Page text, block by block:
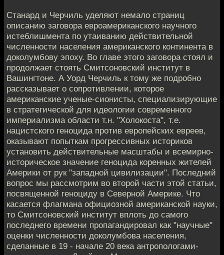
Станард и Черчиль уделяют немало страниц
описанию заговора евроамериканского научного
истеблишмента по утаиванию действительной
численности населения американского континента в
доколумбову эпоху. Во главе этого заговора стоял и
продолжает стоять Смитсоновский институт в
Вашингтоне. А Уорд Черчиль к тому же подробно
рассказывает о сопротивлении, которое
американские ученые-сионисты, специализирующие
в стратегической для идеологии современного
империализма области т.н. "Холокоста", т.е.
нацистского геноцида против европейских евреев,
оказывают попыткам прогрессивных историков
установить действительные масштабы и всемирно-
историческое значение геноцида коренных жителей
Америки от рук "западной цивилизации". Последний
вопрос мы рассмотрим во второй части этой статьи,
посвященной геноциду в Северной Америке. Что
касается флагмана официозной американской науки,
то Смитсоновский институт вплоть до самого
последнего времени пропагандировал как "научные"
оценки численности доколумбова населения,
сделанные в 19 - начале 20 века антропологами-